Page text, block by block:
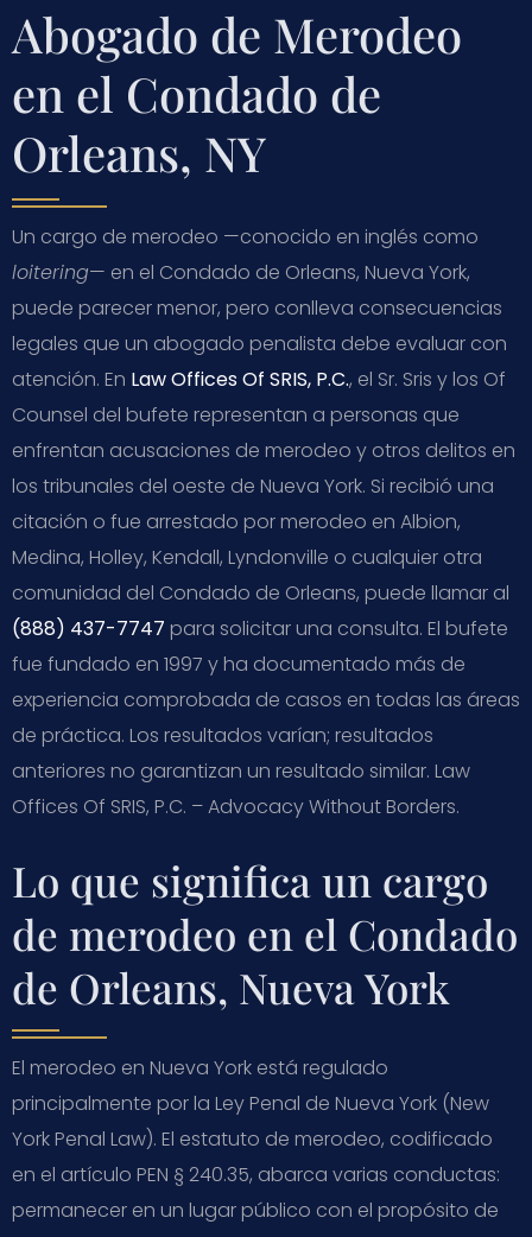
Abogado de Merodeo
en el Condado de
Orleans, NY
Un cargo de merodeo —conocido en inglés como
loitering— en el Condado de Orleans, Nueva York,
puede parecer menor, pero conlleva consecuencias
legales que un abogado penalista debe evaluar con
atención. En Law Offices Of SRIS, P.C., el Sr. Sris y los Of
Counsel del bufete representan a personas que
enfrentan acusaciones de merodeo y otros delitos en
los tribunales del oeste de Nueva York. Si recibió una
citación o fue arrestado por merodeo en Albion,
Medina, Holley, Kendall, Lyndonville o cualquier otra
comunidad del Condado de Orleans, puede llamar al
(888) 437-7747 para solicitar una consulta. El bufete
fue fundado en 1997 y ha documentado más de
experiencia comprobada de casos en todas las áreas
de práctica. Los resultados varían; resultados
anteriores no garantizan un resultado similar. Law
Offices Of SRIS, P.C. – Advocacy Without Borders.
Lo que significa un cargo
de merodeo en el Condado
de Orleans, Nueva York
El merodeo en Nueva York está regulado
principalmente por la Ley Penal de Nueva York (New
York Penal Law). El estatuto de merodeo, codificado
en el artículo PEN § 240.35, abarca varias conductas:
permanecer en un lugar público con el propósito de